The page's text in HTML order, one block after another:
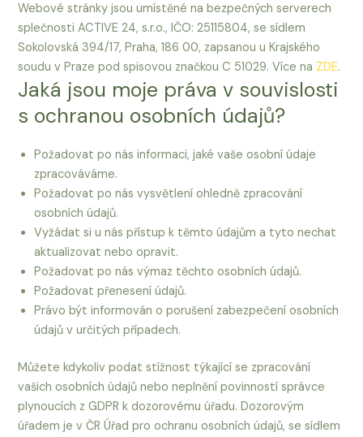
Webové stránky jsou umístěné na bezpečných serverech
splečnosti ACTIVE 24, s.r.o., IČO: 25115804, se sídlem
Sokolovská 394/17, Praha, 186 00, zapsanou u Krajského
soudu v Praze pod spisovou značkou C 51029. Více na ZDE.
Jaká jsou moje práva v souvislosti
s ochranou osobních údajů?
Požadovat po nás informaci, jaké vaše osobní údaje
zpracováváme.
Požadovat po nás vysvětlení ohledně zpracování
osobních údajů.
Vyžádat si u nás přístup k těmto údajům a tyto nechat
aktualizovat nebo opravit.
Požadovat po nás výmaz těchto osobních údajů.
Požadovat přenesení údajů.
Právo být informován o porušení zabezpečení osobních
údajů v určitých případech.
Můžete kdykoliv podat stížnost týkající se zpracování
vašich osobních údajů nebo neplnění povinností správce
plynoucích z GDPR k dozorovému úřadu. Dozorovým
úřadem je v ČR Úřad pro ochranu osobních údajů, se sídlem